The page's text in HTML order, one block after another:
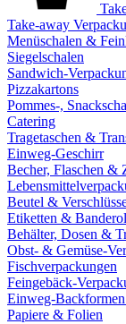
Take-away
Menüschalen &
Siegelschalen
Sandwich-
Pizzakartons
Pommes-,
Catering
Tragetaschen &
Einweg-Geschirr
Becher, Flaschen &
Beutel &
Etiketten &
Behälter, Dosen &
Obst- & Gemüse-
Fischverpackungen
Feingebäck-
Einweg-
Papiere & Folien